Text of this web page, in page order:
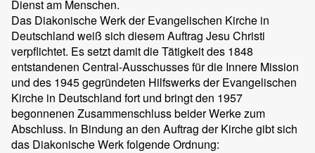
Dienst am Menschen.
Das Diakonische Werk der Evangelischen Kirche in
Deutschland weiß sich diesem Auftrag Jesu Christi
verpflichtet. Es setzt damit die Tätigkeit des 1848
entstandenen Central-Ausschusses für die Innere Mission
und des 1945 gegründeten Hilfswerks der Evangelischen
Kirche in Deutschland fort und bringt den 1957
begonnenen Zusammenschluss beider Werke zum
Abschluss. In Bindung an den Auftrag der Kirche gibt sich
das Diakonische Werk folgende Ordnung: